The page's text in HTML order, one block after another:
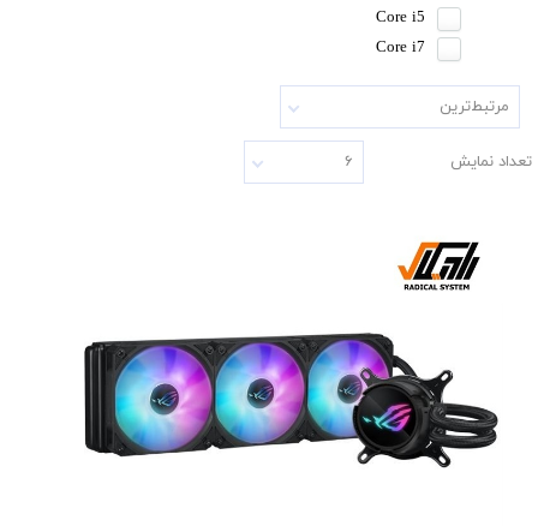
Core i5
Core i7
مرتبط‌ترین
تعداد نمایش ۶